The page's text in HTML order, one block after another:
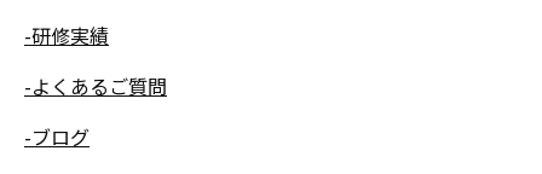
-研修実績
-よくあるご質問
-ブログ